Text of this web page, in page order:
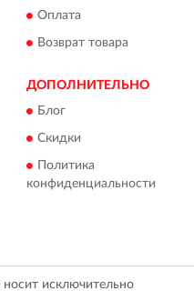
Оплата
Возврат товара
ДОПОЛНИТЕЛЬНО
Блог
Скидки
Политика
конфиденциальности
исключительно